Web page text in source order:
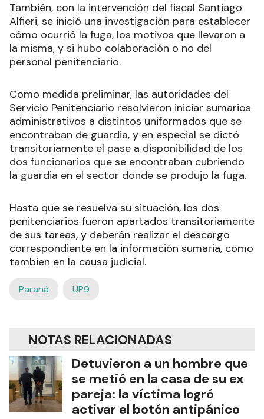
También, con la intervención del fiscal Santiago
Alfieri, se inició una investigación para establecer
cómo ocurrió la fuga, los motivos que llevaron a
la misma, y si hubo colaboración o no del
personal penitenciario.
Como medida preliminar, las autoridades del
Servicio Penitenciario resolvieron iniciar sumarios
administrativos a distintos uniformados que se
encontraban de guardia, y en especial se dictó
transitoriamente el pase a disponibilidad de los
dos funcionarios que se encontraban cubriendo
la guardia en el sector donde se produjo la fuga.
Hasta que se resuelva su situación, los dos
penitenciarios fueron apartados transitoriamente
de sus tareas, y deberán realizar el descargo
correspondiente en la información sumaria, como
tambien en la causa judicial.
Paraná UP9
NOTAS RELACIONADAS
Detuvieron a un hombre que
se metió en la casa de su ex
pareja: la víctima logró
activar el botón antipánico